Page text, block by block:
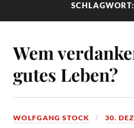
SCHLAGWORT:
Wem
gutes Leben?
WOLFGANG STOCK 30.